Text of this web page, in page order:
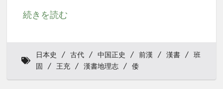
続きを読む
日本史 古代 中国正史 前漢 漢書
班
固
王充 漢書地理志 倭